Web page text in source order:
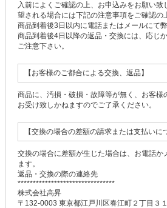
入前によくご確認の上、お申込みをお願い
望される場合には下記の注意事項をご確認の
商品到着後3日以内に電話またはメールにて
商品到着後4日以降の返品・交換には、応じ
ご注意下さい。
【お客様のご都合による交換、返品】
商品に、汚損・破損・故障等が無く、お客様
お受け致しかねますのでご了承ください。
【交換の場合の差額の請求または支払いに
交換の場合に差額が生じた場合は、お電話か
ます。
返品・交換の際の連絡先
********************************
株式会社高昇
〒132-0003 東京都江戸川区春江町２丁目３